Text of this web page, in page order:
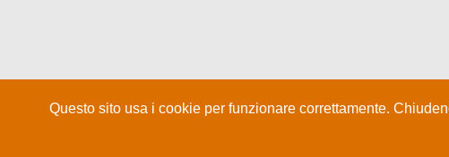
Questo sito usa i cookie per funzionare correttamente.